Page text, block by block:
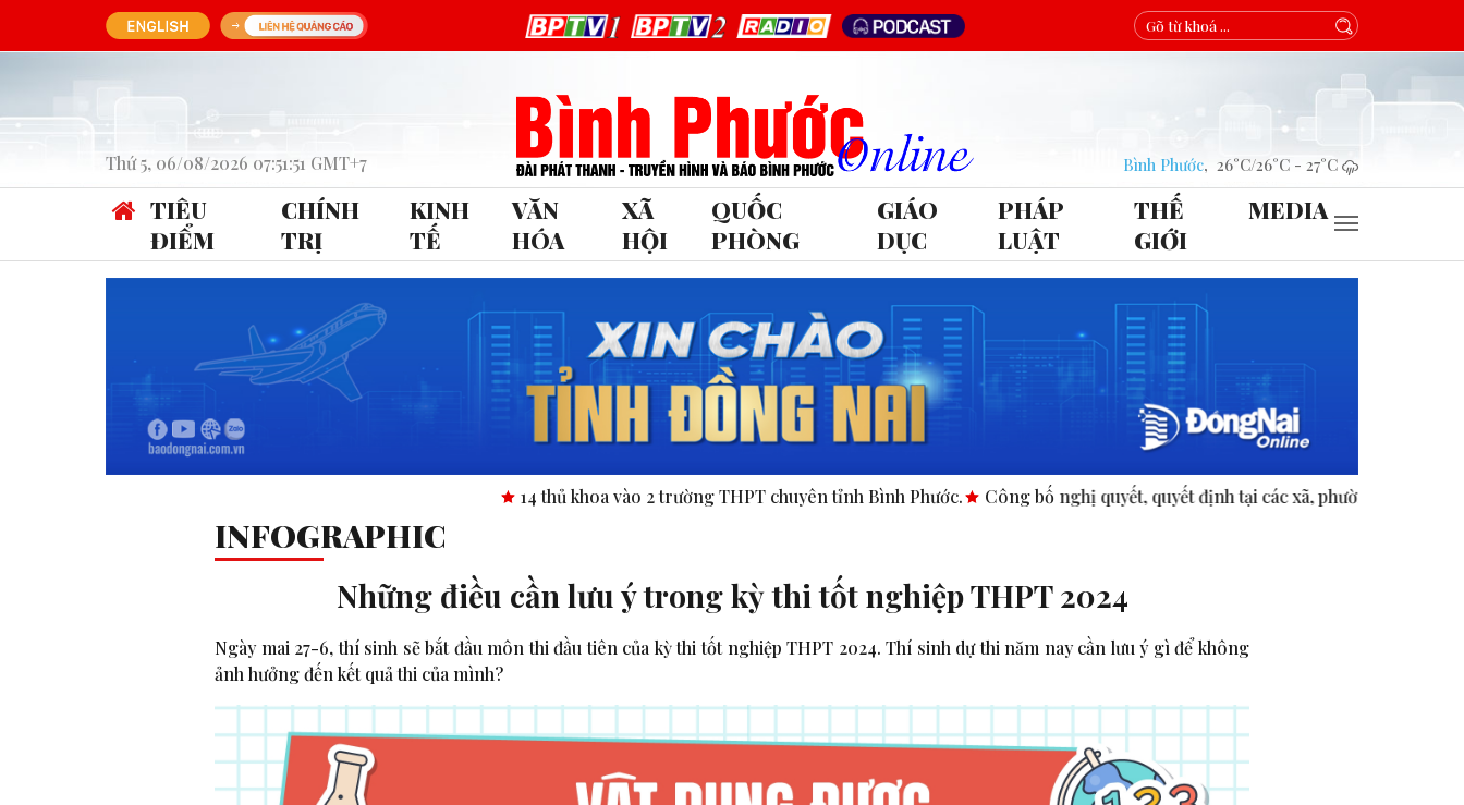
Thứ 5, 06/08/2026 07:51:51 GMT+7 Bình Phước, 26°C/26°C - 27°C
TIÊU
ĐIỂM
CHÍNH
TRỊ
KINH
TẾ
VĂN
HÓA
XÃ
HỘI
QUỐC
PHÒNG
GIÁO
DỤC
PHÁP
LUẬT
THẾ
GIỚI
MEDIA
14 thủ khoa vào 2 trường THPT chuyên tỉnh Bình Phước. Công bố nghị quyết, quyết định tại các xã, phường. ASEAN thúc đẩy bình
INFOGRAPHIC
Những điều cần lưu ý trong kỳ thi tốt nghiệp THPT 2024
Ngày mai 27-6, thí sinh sẽ bắt đầu môn thi đầu tiên của kỳ thi tốt nghiệp THPT 2024. Thí sinh dự thi năm nay cần lưu ý gì để không
ảnh hưởng đến kết quả thi của mình?